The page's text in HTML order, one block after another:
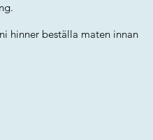
hinner beställa maten innan